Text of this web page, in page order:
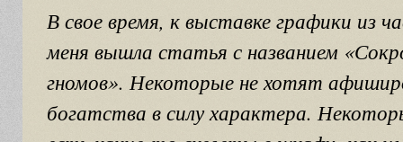
В свое время, к выставке графики из
меня вышла статья с названием
гномов». Некоторые не хотят
богатства в силу характера.